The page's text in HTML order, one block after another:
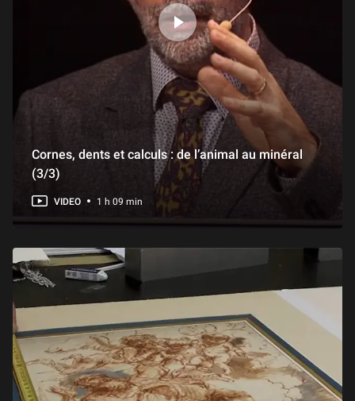
D’un fil à l’autre : démêler les énigmes du Suaire de saint Josse
La Tête de hache ornée d’un démon à tête d’oiseau et le Taureau sauvage agenouillé
L'Œuvre en Scène : La sépulture de Thaïs d'Antinoé conservée au musée du Louvre
56 min
« La Stèle de Néfertiabet »
L'Œuvre en scène : « La Dérision du Christ » de Cimabue
La Tabatière Choiseul
1 h 01 min
Cornes, dents et calculs : de l’animal au minéral
(3/3)
VIDEO 1 h 09 min